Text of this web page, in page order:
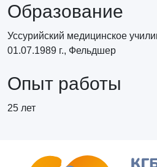
Образование
Уссурийский медицинское
01.07.1989 г., Фельдшер
Опыт работы
25 лет